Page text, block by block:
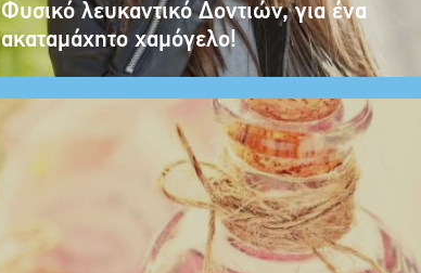
Φυσικό λευκαντικό Δοντιών, για ένα
ακαταμάχητο χαμόγελο!